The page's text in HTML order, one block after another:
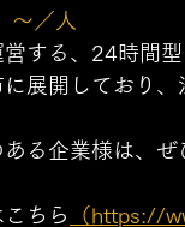
〜／人
する、24時間
展開しており
る企業様は、
ちら （https://